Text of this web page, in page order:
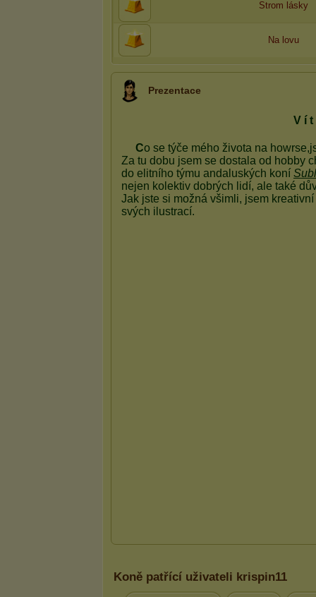
Strom lásky
Na lovu
Prezentace
Koně patřící uživateli krispin11